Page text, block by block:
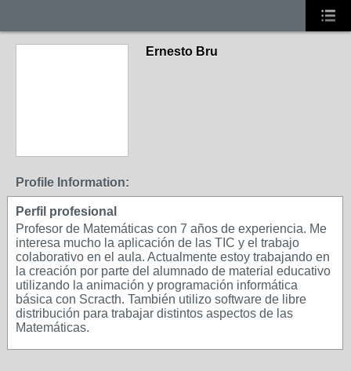
Ernesto Bru
Profile Information:
Perfil profesional
Profesor de Matemáticas con 7 años de experiencia. Me
interesa mucho la aplicación de las TIC y el trabajo
colaborativo en el aula. Actualmente estoy trabajando en
la creación por parte del alumnado de material educativo
utilizando la animación y programación informática
básica con Scracth. También utilizo software de libre
distribución para trabajar distintos aspectos de las
Matemáticas.